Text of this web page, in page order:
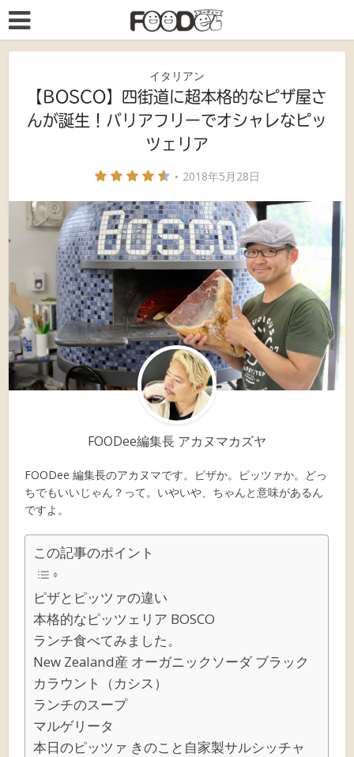
イタリアン
【BOSCO】四街道に超本格的なピザ屋さ
んが誕生！バリアフリーでオシャレなピッ
ツェリア
2018年5月28日
FOODee編集長 アカヌマカズヤ
FOODee 編集長のアカヌマです。ピザか。ピッツァか。どっ
ちでもいいじゃん？って。いやいや、ちゃんと意味があるん
ですよ。
この記事のポイント
ピザとピッツァの違い
本格的なピッツェリア BOSCO
ランチ食べてみました。
New Zealand産 オーガニックソーダ ブラック
カラウント（カシス）
ランチのスープ
マルゲリータ
本日のピッツァ きのこと自家製サルシッチャ